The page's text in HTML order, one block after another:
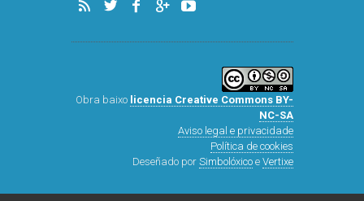
Obra baixo licencia Creative Commons BY-
NC-SA
Aviso legal e privacidade
Política de cookies
Deseñado por Simbolóxicoe Vertixe